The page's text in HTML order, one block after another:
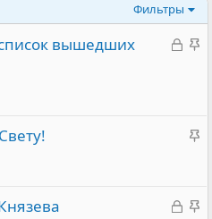
Фильтры
З З
п
н
вышедших
З
е
З З